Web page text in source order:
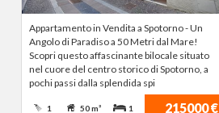
Appartamento in Vendita a Spotorno - Un
Angolo di Paradiso a 50 Metri dal Mare!
Scopri questo affascinante bilocale situato
nel cuore del centro storico di Spotorno, a
pochi passi dalla splendida spi
215000 €
1 50 m² 1